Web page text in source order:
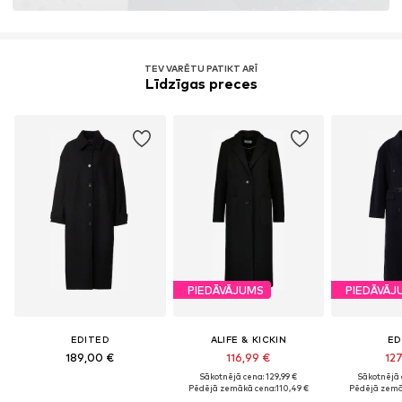
Uzzināt vairāk
TEV VARĒTU PATIKT ARĪ
Līdzīgas preces
EDITED
189,00 €
PIEDĀVĀJUMS
ALIFE & KICKIN
116,99 €
Sākotnējā cena: 129,99 €
Pēdējā zemākā cena:110,49 €
Sākotnējā
Pēdējā